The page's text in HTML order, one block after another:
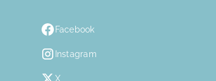
Facebook
Instagram
X